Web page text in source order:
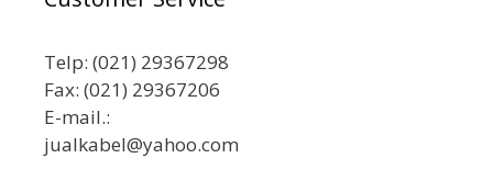
Telp: (021) 29367298
Fax: (021) 29367206
E-mail.:
jualkabel@yahoo.com